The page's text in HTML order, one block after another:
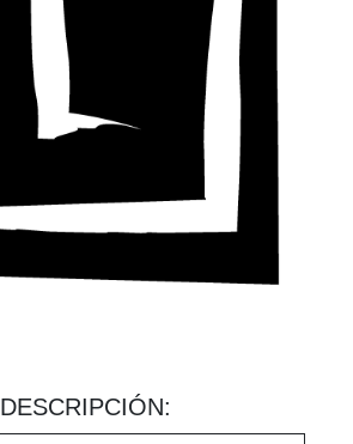
DESCRIPCIÓN: